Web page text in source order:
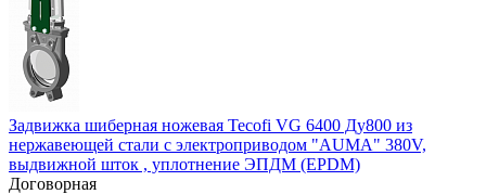
Задвижка шиберная ножевая Tecofi VG 6400 Ду800 из
нержавеющей стали с электроприводом "AUMA" 380V,
выдвижной шток , уплотнение ЭПДМ (EPDM)
Договорная